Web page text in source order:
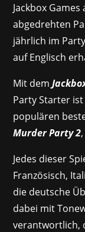
Jackbox
abgedrehten
jährlich im
auf Englisch
Mit dem
Party Starter
populären
Murder Party 2,
Jedes dieser
Französisch,
die deutsche
dabei mit
verantwortlich,